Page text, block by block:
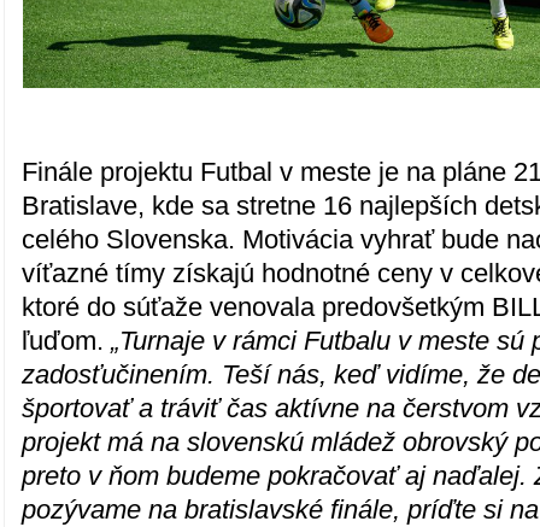
Finále projektu Futbal v meste je na pláne
Bratislave, kde sa stretne 16 najlepších
celého Slovenska. Motivácia vyhrať bude
víťazné tímy získajú hodnotné ceny v
ktoré do súťaže venovala predovšetkým
ľuďom.„Turnaje v rámci Futbalu v meste
zadosťučinením. Teší nás, keď vidíme, že
športovať a tráviť čas aktívne na čerstvom
projekt má na slovenskú mládež obrovský
preto v ňom budeme pokračovať aj naďalej.
pozývame na bratislavské finále, príďte si